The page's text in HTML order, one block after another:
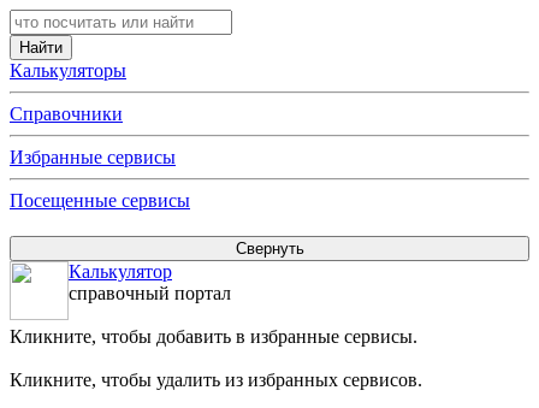
Калькуляторы
Справочники
Избранные сервисы
Посещенные сервисы
Калькулятор
справочный портал
Кликните, чтобы добавить в избранные сервисы.
Кликните, чтобы удалить из избранных сервисов.